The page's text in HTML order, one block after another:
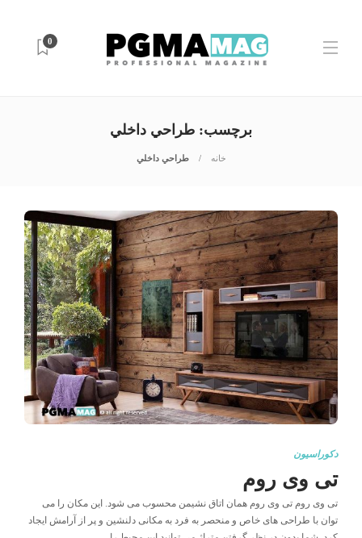
0
برچسب: طراحي داخلي
خانه طراحي داخلي
دکوراسیون
تی وی روم
تی وی روم تی وی روم همان اتاق نشیمن محسوب می شود. این مکان را می
توان با طراحی های خاص و منحصر به فرد به مکانی دلنشین و پر از آرامش ایجاد